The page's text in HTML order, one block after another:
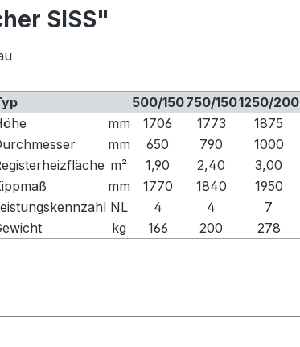
SISS"
500/150750/1501250/200
mm 1706 1773
1875
mm 650 790
1000
m² 1,90 2,40
3,00
mm 1770 1840
1950
NL 4 4
7
kg 166 200
278